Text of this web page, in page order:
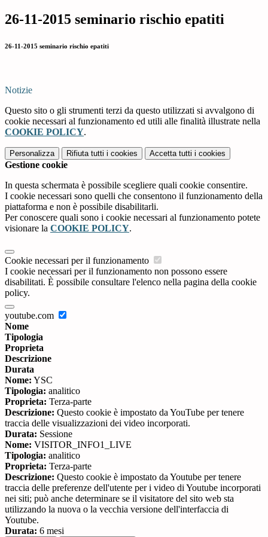
26-11-2015 seminario rischio epatiti
26-11-2015 seminario rischio epatiti
Notizie
Questo sito o gli strumenti terzi da questo utilizzati si avvalgono di
cookie necessari al funzionamento ed utili alle finalità illustrate nella
COOKIE POLICY.
Personalizza Rifiuta tutti i cookies Accetta tutti i cookies
Gestione cookie
In questa schermata è possibile scegliere quali cookie consentire.
I cookie necessari sono quelli che consentono il funzionamento della
piattaforma e non è possibile disabilitarli.
Per conoscere quali sono i cookie necessari al funzionamento potete
visionare la COOKIE POLICY.
Cookie necessari per il funzionamento
I cookie necessari per il funzionamento non possono essere
disabilitati. È possibile consultare l'elenco nella pagina della cookie
policy.
youtube.com
Nome
Tipologia
Proprieta
Descrizione
Durata
Nome: YSC
Tipologia: analitico
Proprieta: Terza-parte
Descrizione: Questo cookie è impostato da YouTube per tenere
traccia delle visualizzazioni dei video incorporati.
Durata: Sessione
Nome: VISITOR_INFO1_LIVE
Tipologia: analitico
Proprieta: Terza-parte
Descrizione: Questo cookie è impostato da Youtube per tenere
traccia delle preferenze dell'utente per i video di Youtube incorporati
nei siti; può anche determinare se il visitatore del sito web sta
utilizzando la nuova o la vecchia versione dell'interfaccia di
Youtube.
Durata: 6 mesi